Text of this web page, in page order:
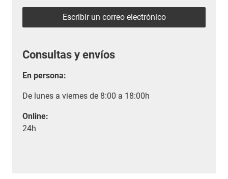
Escribir un correo electrónico
Consultas y envíos
En persona:
De lunes a viernes de 8:00 a 18:00h
Online:
24h